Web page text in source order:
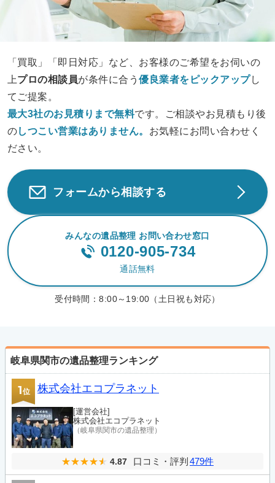
「買取」「即日対応」など、お客様のご希望をお伺いの
上プロの相談員が条件に合う優良業者をピックアップし
てご提案。
最大3社のお見積りまで無料です。ご相談やお見積もり後
のしつこい営業はありません。 お気軽にお問い合わせく
ださい。
フォームから相談する
みんなの遺品整理 お問い合わせ窓口
0120-905-734
通話無料
受付時間：8:00～19:00（土日祝も対応）
岐阜県関市の遺品整理ランキング
1位 株式会社エコプラネット
[運営会社]
株式会社エコプラネット
（岐阜県関市の遺品整理）
4.87 口コミ・評判 479件